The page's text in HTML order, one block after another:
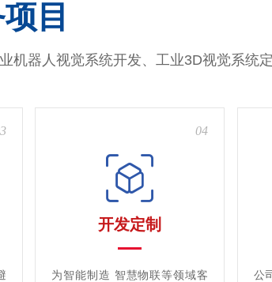
目
器人视觉系统开发、工业3D视觉系统定
04
开发定制
为智能制造 智慧物联等领域客
公